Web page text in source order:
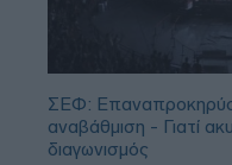
ΣΕΦ:
αναβάθμιση - Γιατί
διαγωνισμός